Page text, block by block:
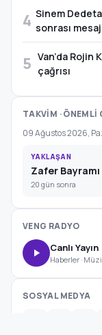
4 Sinem
sonrası mesaj
5 Van’da
çağrısı
TAKVİM · ÖNEMLİ
09 Ağustos 2026,
YAKLAŞAN
Zafer Bayramı
20 gün sonra
VENG RADYO
Canlı Yayın
Haberler ·
SOSYAL MEDYA